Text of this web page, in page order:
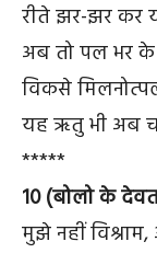
रीते झर-झर कर
अब तो पल भर
विकसे
यह ऋतु भी अब
*****
10 (बोलो के
मुझे नहीं